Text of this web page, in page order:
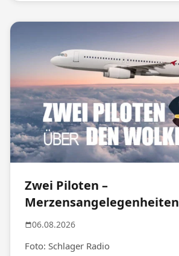
Zwei Piloten –
Merzensangelegenheiten
06.08.2026
Foto: Schlager Radio